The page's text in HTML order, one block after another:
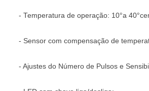
- Temperatura de operação: 10°a
- Sensor com compensação de
- Ajustes do Número de Pulsos e